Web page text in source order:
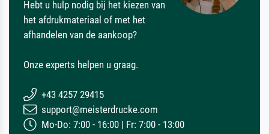
Hebt u hulp nodig bij het kiezen van
het afdrukmateriaal of met het
afhandelen van de aankoop?
Onze experts helpen u graag.
+43 4257 29415
support@meisterdrucke.com
Mo-Do: 7:00 - 16:00 | Fr: 7:00 - 13:00